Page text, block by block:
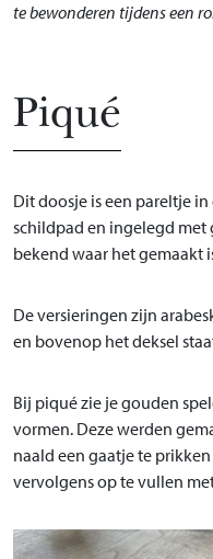
te bewonderen tijdens een
Piqué
Dit doosje is een pareltje
schildpad en ingelegd met
bekend waar het gemaakt
De versieringen zijn
en bovenop het deksel
Bij piqué zie je gouden
vormen. Deze werden
naald een gaatje te
vervolgens op te vullen